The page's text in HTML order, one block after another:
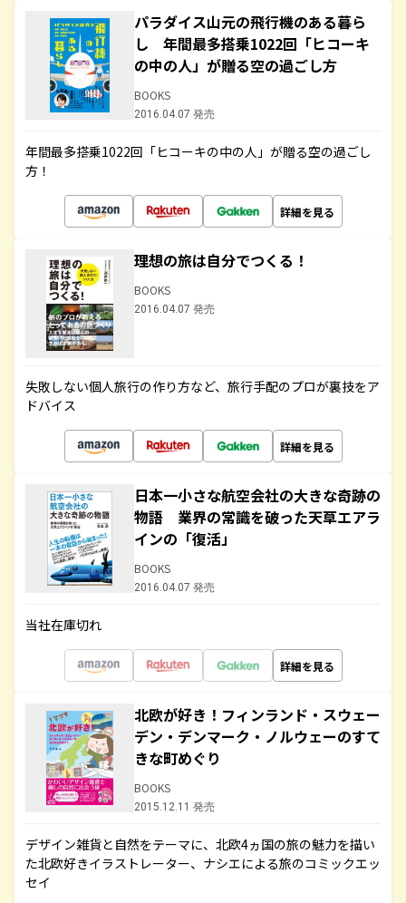
パラダイス山元の飛行機のある暮ら
し 年間最多搭乗1022回「ヒコーキ
の中の人」が贈る空の過ごし方
BOOKS
2016.04.07 発売
年間最多搭乗1022回「ヒコーキの中の人」が贈る空の過ごし
方！
詳細を見る
理想の旅は自分でつくる！
BOOKS
2016.04.07 発売
失敗しない個人旅行の作り方など、旅行手配のプロが裏技をア
ドバイス
詳細を見る
日本一小さな航空会社の大きな奇跡の
物語 業界の常識を破った天草エアラ
インの「復活」
BOOKS
2016.04.07 発売
当社在庫切れ
詳細を見る
北欧が好き！フィンランド・スウェー
デン・デンマーク・ノルウェーのすて
きな町めぐり
BOOKS
2015.12.11 発売
デザイン雑貨と自然をテーマに、北欧4ヵ国の旅の魅力を描い
た北欧好きイラストレーター、ナシエによる旅のコミックエッ
セイ